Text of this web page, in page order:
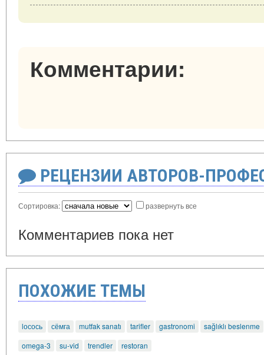
Комментарии:
РЕЦЕНЗИИ АВТОРОВ-
Сортировка: развернуть все
Комментариев пока нет
ПОХОЖИЕ ТЕМЫ
lосось сёмга mutfak sanatı tarifler gastronomi
sağlıklı beslenme
omega-3
su-vid trendler restoran